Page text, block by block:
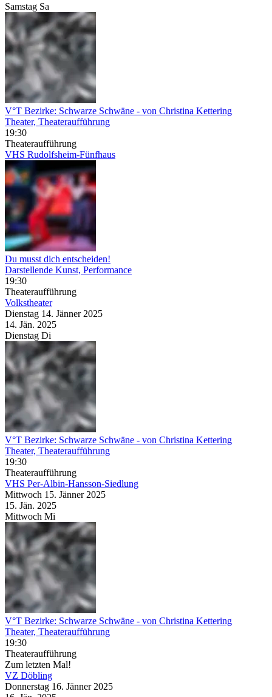
Samstag Sa
V°T Bezirke: Schwarze Schwäne - von Christina Kettering
Theater, Theateraufführung
19:30
Theateraufführung
VHS Rudolfsheim-Fünfhaus
Du musst dich entscheiden!
Darstellende Kunst, Performance
19:30
Theateraufführung
Volkstheater
Dienstag 14. Jänner 2025
14. Jän. 2025
Dienstag Di
V°T Bezirke: Schwarze Schwäne - von Christina Kettering
Theater, Theateraufführung
19:30
Theateraufführung
VHS Per-Albin-Hansson-Siedlung
Mittwoch 15. Jänner 2025
15. Jän. 2025
Mittwoch Mi
V°T Bezirke: Schwarze Schwäne - von Christina Kettering
Theater, Theateraufführung
19:30
Theateraufführung
Zum letzten Mal!
VZ Döbling
Donnerstag 16. Jänner 2025